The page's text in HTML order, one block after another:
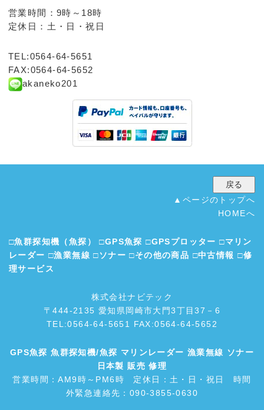
営業時間：9時～18時
定休日：土・日・祝日
TEL:0564-64-5651
FAX:0564-64-5652
akaneko201
▲ページのトップへ
HOMEへ
□魚群探知機（魚探） □GPS魚探 □GPSプロッター □マリン
レーダー □漁業無線 □ソナー □その他の商品 □中古情報 □修
理サービス
株式会社ナビテック
〒444-2135 愛知県岡崎市大門3丁目37－6
TEL:0564-64-5651 FAX:0564-64-5652
GPS魚探 魚群探知機/魚探 マリンレーダー 漁業無線
ソナー
日本製 販売 修理
営業時間：AM9時～PM6時 定休日：土・日・祝日 時間
外緊急連絡先：090-3855-0630